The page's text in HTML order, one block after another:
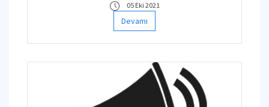
05 Eki 2021
Devamı